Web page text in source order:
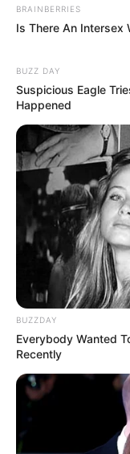
BRAINBERRIES
Is There An Intersex
BUZZ DAY
Suspicious Eagle
Happened
BUZZDAY
Everybody Wanted
Recently